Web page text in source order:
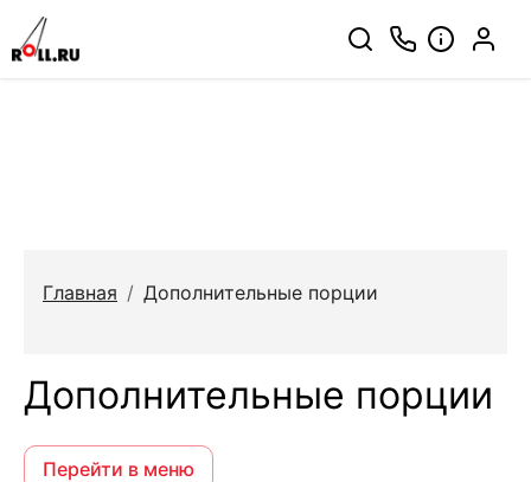
Главная / Дополнительные порции
Дополнительные порции
Перейти в меню